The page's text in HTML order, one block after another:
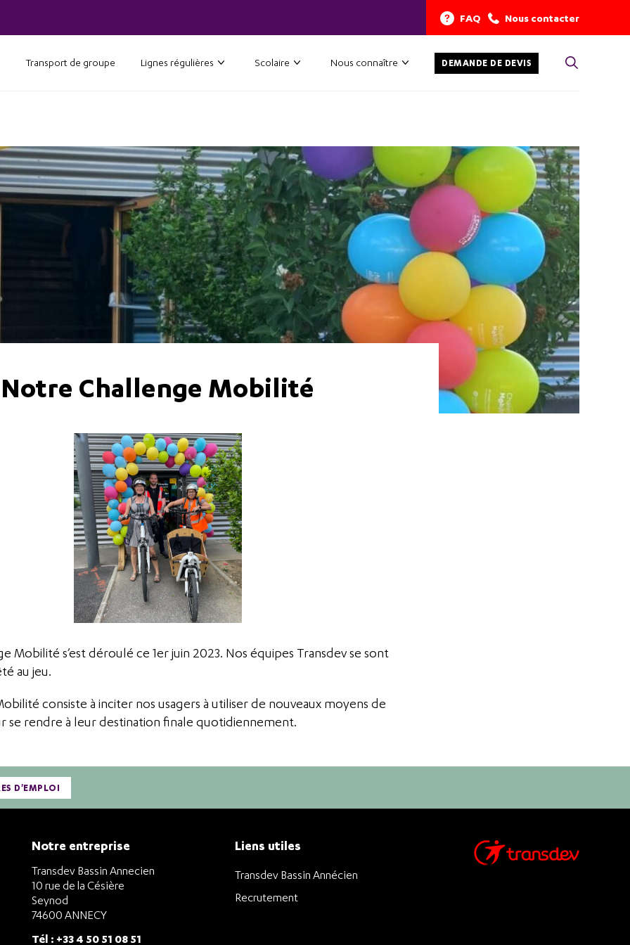
FAQ Nous contacter
Transport de groupe Lignes régulières Scolaire Nous connaître DEMANDE DE DEVIS
Notre Challenge Mobilité
Mobilité s’est déroulé ce 1er juin 2023. Nos équipes Transdev se sont
au jeu.
consiste à inciter nos usagers à utiliser de nouveaux moyens de
se rendre à leur destination finale quotidiennement.
D'EMPLOI
Notre entreprise
Transdev Bassin Annecien
10 rue de la Césière
Seynod
74600 ANNECY
Tél : +33 4 50 51 08 51
Liens utiles
Transdev Bassin Annécien
Recrutement